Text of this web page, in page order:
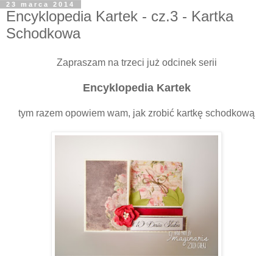
23 marca 2014
Encyklopedia Kartek - cz.3 - Kartka
Schodkowa
Zapraszam na trzeci już odcinek serii
Encyklopedia Kartek
tym razem opowiem wam, jak zrobić kartkę schodkową